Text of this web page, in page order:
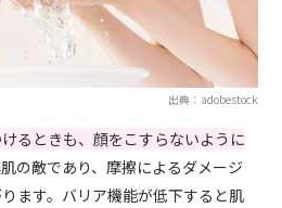
出典：adobestock
るときも、顔をこすらないように
の敵であり、摩擦によるダメージ
ます。バリア機能が低下すると肌